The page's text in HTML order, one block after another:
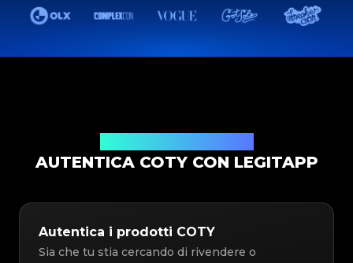
AUTENTICA COTY CON LEGITAPP
Autentica i prodotti COTY
Sia che tu stia cercando di rivendere o